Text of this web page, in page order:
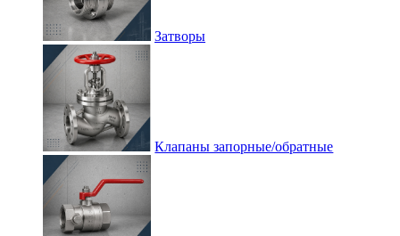
Затворы
Клапаны запорные/обратные